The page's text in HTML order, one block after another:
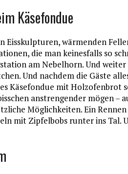
Käsefondue
wärmenden
die man keinesfalls so
am Nebelhorn. Und
Und nachdem die Gäste
Käsefondue mit Holzofenbrot
anstrengender mögen –
Möglichkeiten. Ein
mit Zipfelbobs runter ins Tal.